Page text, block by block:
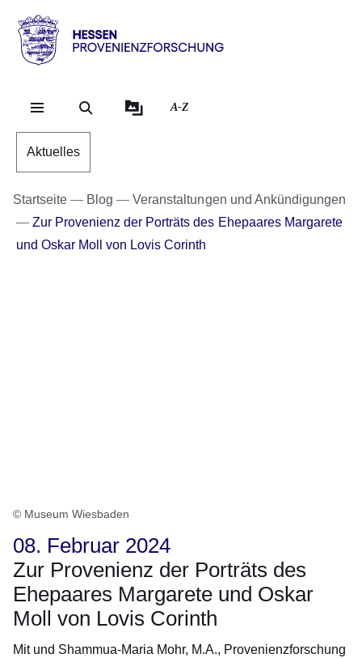
Direkt zum Kopf der
Direkt zum Inhalt
Direkt zum Fuß der
Hessen
Provenienzforschung
A-Z
Aktuelles
Startseite Blog
Veranstaltungen und Ankündigungen
Zur Provenienz der Porträts des Ehepaares Margarete
und Oskar Moll von Lovis Corinth
© Museum Wiesbaden
08. Februar 2024
Zur Provenienz der Porträts des
Ehepaares Margarete und Oskar
Moll von Lovis Corinth
Mit und Shammua-Maria Mohr, M.A., Provenienzforschung